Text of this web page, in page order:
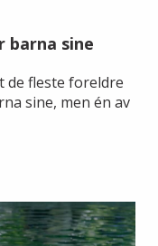
barna sine
de fleste foreldre
sine, men én av